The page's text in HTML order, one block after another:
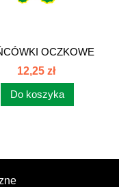
OCZKOWE
OTWOREM POD...
12,25 zł
Do koszyka